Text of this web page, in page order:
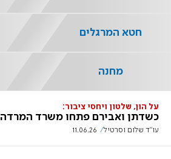
על הון, שלטון ויחסי ציבור:
כשדתן ואבירם פתחו משרד המרדה
עו"ד שלום וסרטיל 11.06.26
חטא המרגלים
מחנה